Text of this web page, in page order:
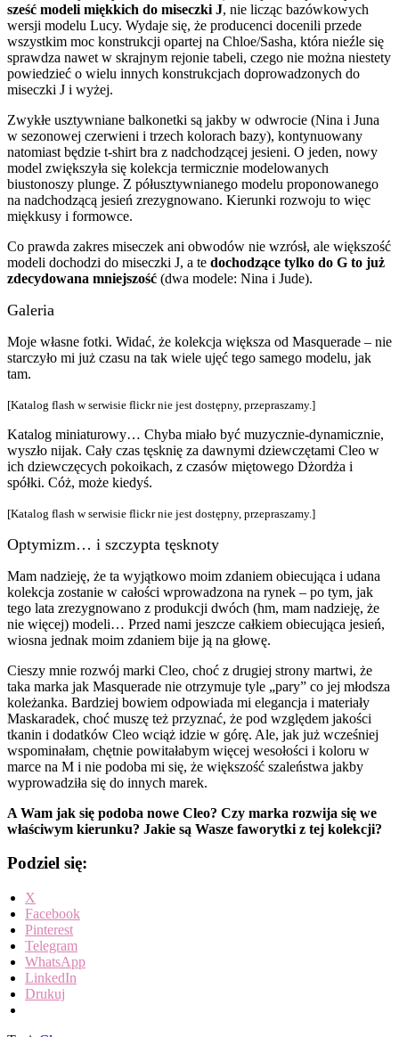
sześć modeli miękkich do miseczki J, nie licząc bazówkowych
wersji modelu Lucy. Wydaje się, że producenci docenili przede
wszystkim moc konstrukcji opartej na Chloe/Sasha, która nieźle się
sprawdza nawet w skrajnym rejonie tabeli, czego nie można niestety
powiedzieć o wielu innych konstrukcjach doprowadzonych do
miseczki J i wyżej.
Zwykłe usztywniane balkonetki są jakby w odwrocie (Nina i Juna
w sezonowej czerwieni i trzech kolorach bazy), kontynuowany
natomiast będzie t-shirt bra z nadchodzącej jesieni. O jeden, nowy
model zwiększyła się kolekcja termicznie modelowanych
biustonoszy plunge. Z półusztywnianego modelu proponowanego
na nadchodzącą jesień zrezygnowano. Kierunki rozwoju to więc
miękkusy i formowce.
Co prawda zakres miseczek ani obwodów nie wzrósł, ale większość
modeli dochodzi do miseczki J, a te dochodzące tylko do G to już
zdecydowana mniejszość (dwa modele: Nina i Jude).
Galeria
Moje własne fotki. Widać, że kolekcja większa od Masquerade – nie
starczyło mi już czasu na tak wiele ujęć tego samego modelu, jak
tam.
[Katalog flash w serwisie flickr nie jest dostępny, przepraszamy.]
Katalog miniaturowy… Chyba miało być muzycznie-dynamicznie,
wyszło nijak. Cały czas tęsknię za dawnymi dziewczętami Cleo w
ich dziewczęcych pokoikach, z czasów miętowego Dżordża i
spółki. Cóż, może kiedyś.
[Katalog flash w serwisie flickr nie jest dostępny, przepraszamy.]
Optymizm… i szczypta tęsknoty
Mam nadzieję, że ta wyjątkowo moim zdaniem obiecująca i udana
kolekcja zostanie w całości wprowadzona na rynek – po tym, jak
tego lata zrezygnowano z produkcji dwóch (hm, mam nadzieję, że
nie więcej) modeli… Przed nami jeszcze całkiem obiecująca jesień,
wiosna jednak moim zdaniem bije ją na głowę.
Cieszy mnie rozwój marki Cleo, choć z drugiej strony martwi, że
taka marka jak Masquerade nie otrzymuje tyle „pary” co jej młodsza
koleżanka. Bardziej bowiem odpowiada mi elegancja i materiały
Maskaradek, choć muszę też przyznać, że pod względem jakości
tkanin i dodatków Cleo wciąż idzie w górę. Ale, jak już wcześniej
wspominałam, chętnie powitałabym więcej wesołości i koloru w
marce na M i nie podoba mi się, że większość szaleństwa jakby
wyprowadziła się do innych marek.
A Wam jak się podoba nowe Cleo? Czy marka rozwija się we
właściwym kierunku? Jakie są Wasze faworytki z tej kolekcji?
Podziel się:
X
Facebook
Pinterest
Telegram
WhatsApp
LinkedIn
Drukuj